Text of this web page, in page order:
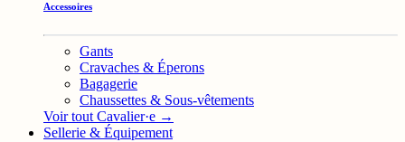
Accessoires
Gants
Cravaches & Éperons
Bagagerie
Chaussettes & Sous-vêtements
Voir tout Cavalier·e →
Sellerie & Équipement